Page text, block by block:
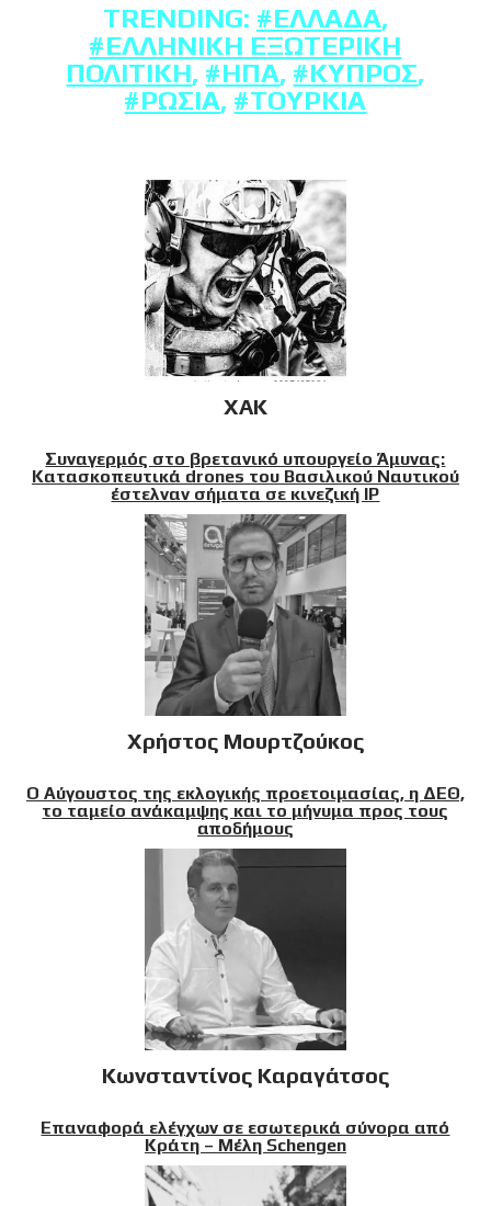
TRENDING: #ΕΛΛΆΔΑ,
#ΕΛΛΗΝΙΚΉ ΕΞΩΤΕΡΙΚΉ
ΠΟΛΙΤΙΚΉ, #ΗΠΑ, #ΚΎΠΡΟΣ,
#ΡΩΣΊΑ, #ΤΟΥΡΚΊΑ
XAK
Συναγερμός στο βρετανικό υπουργείο Άμυνας:
Κατασκοπευτικά drones του Βασιλικού Ναυτικού
έστελναν σήματα σε κινεζική IP
Χρήστος Μουρτζούκος
Ο Αύγουστος της εκλογικής προετοιμασίας, η ΔΕΘ,
το ταμείο ανάκαμψης και το μήνυμα προς τους
αποδήμους
Κωνσταντίνος Καραγάτσος
Επαναφορά ελέγχων σε εσωτερικά σύνορα από
Κράτη – Μέλη Schengen